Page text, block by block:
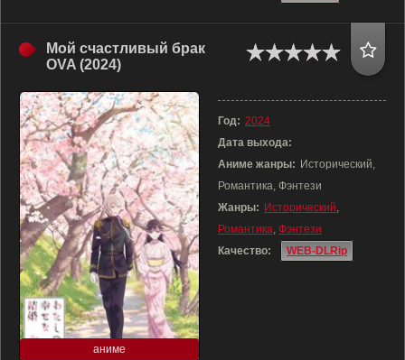
Мой счастливый брак
OVA (2024)
аниме
Год: 2024
Дата выхода:
Аниме жанры: Исторический,
Романтика, Фэнтези
Жанры: Исторический,
Романтика, Фэнтези
Качество:
WEB-DLRip